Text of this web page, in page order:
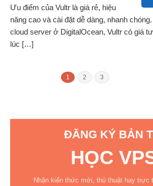
Ưu điểm của Vultr là giá rẻ, hiệu
năng cao và cài đặt dễ dàng, nhanh
cloud server ở DigitalOcean, Vultr có giá
lúc […]
1 2 3
ĐĂNG KÝ BẢN
HỌC
Nhận kiến thức mới, thủ thuật hay trực